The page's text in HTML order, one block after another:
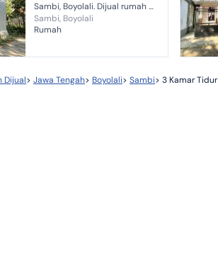
Sambi, Boyolali. Dijual rumah di
wilayah berada di lingkungan
strategis. Rinciannya adalah
Sambi, Boyolali
Rumah
Dijual> Jawa Tengah> Boyolali> Sambi> 3 Kamar Tidur